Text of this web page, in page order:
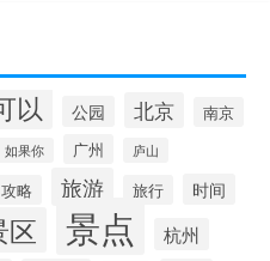
以 公园 北京
南京
如果你 广州 庐山
攻略 旅游 旅行 时间
区 景点 杭州